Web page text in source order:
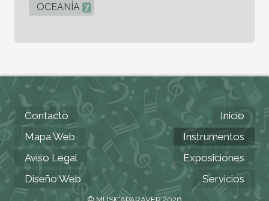
OCEANÍA 7
Contacto
Mapa Web
Aviso Legal
Diseño Web
Inicio
Instrumentos
Exposiciones
Servicios